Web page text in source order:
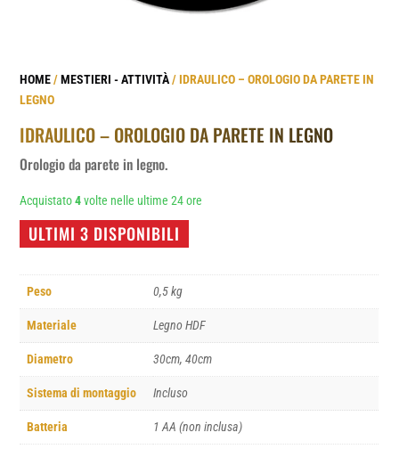
HOME/MESTIERI - ATTIVITÀ/ IDRAULICO – OROLOGIO DA PARETE IN
LEGNO
IDRAULICO – OROLOGIO DA PARETE IN LEGNO
Orologio da parete in legno.
Acquistato4volte nelle ultime 24 ore
ULTIMI 3 DISPONIBILI
Peso 0,5 kg
Materiale Legno HDF
Diametro 30cm, 40cm
Sistema di montaggio Incluso
Batteria 1 AA (non inclusa)